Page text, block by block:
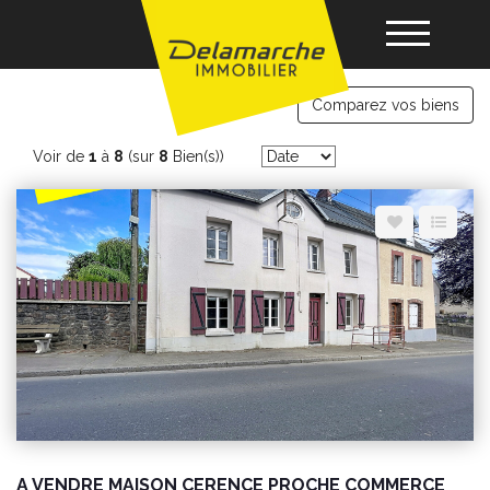
Louer
Vendre
Gérance
Nos agences
immobilier Cerences
Comparez vos biens
Voir de 1 à 8 (sur 8 Bien(s))
A VENDRE MAISON CERENCE PROCHE COMMERCE